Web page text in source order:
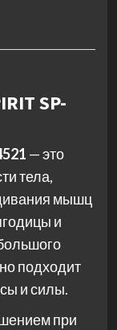
SP-
— это
тела,
мышц
и
подходит
и силы.
при